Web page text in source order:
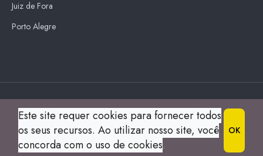
Juiz de Fora
Porto Alegre
© 2004 Guia Montes Claros All Right Reserved.
Blue Sky s
Este site requer cookies para fornecer todos
os seus recursos. Ao utilizar nosso site, você
concorda com o uso de cookies.
OK